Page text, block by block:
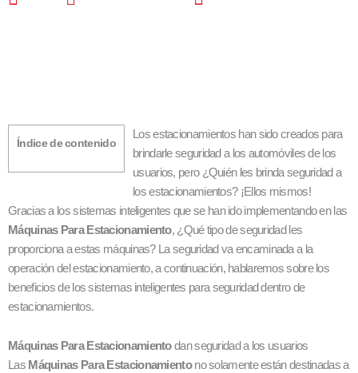
Índice de contenido
Los estacionamientos han sido creados para
brindarle seguridad a los automóviles de los
usuarios, pero ¿Quién les brinda seguridad a
los estacionamientos? ¡Ellos mismos!
Gracias a los sistemas inteligentes que se han ido implementando en las
Máquinas Para Estacionamiento, ¿Qué tipo de seguridad les
proporciona a estas máquinas? La seguridad va encaminada a la
operación del estacionamiento, a continuación, hablaremos sobre los
beneficios de los sistemas inteligentes para seguridad dentro de
estacionamientos.
Máquinas Para Estacionamientodan seguridad a los usuarios
Las Máquinas Para Estacionamientono solamente están destinadas a